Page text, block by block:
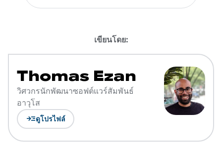
เขียนโดย:
Thomas Ezan
วิศวกรนักพัฒนาซอฟต์แวร์สัมพันธ์
อาวุโส
read_moreดูโปรไฟล์